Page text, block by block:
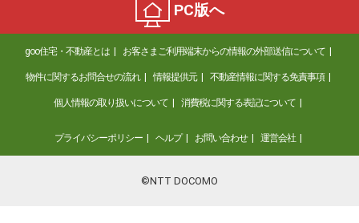
PC版へ
goo住宅・不動産とは お客さまご利用端末からの情報の外部送信について
物件に関するお問合せの流れ 情報提供元 不動産情報に関する免責事項
個人情報の取り扱いについて 消費税に関する表記について
プライバシーポリシー ヘルプ お問い合わせ 運営会社
©NTT DOCOMO